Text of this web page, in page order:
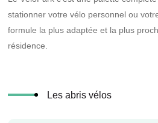
stationner votre vélo personnel ou
formule la plus adaptée et la plus
résidence.
Les abris vélos